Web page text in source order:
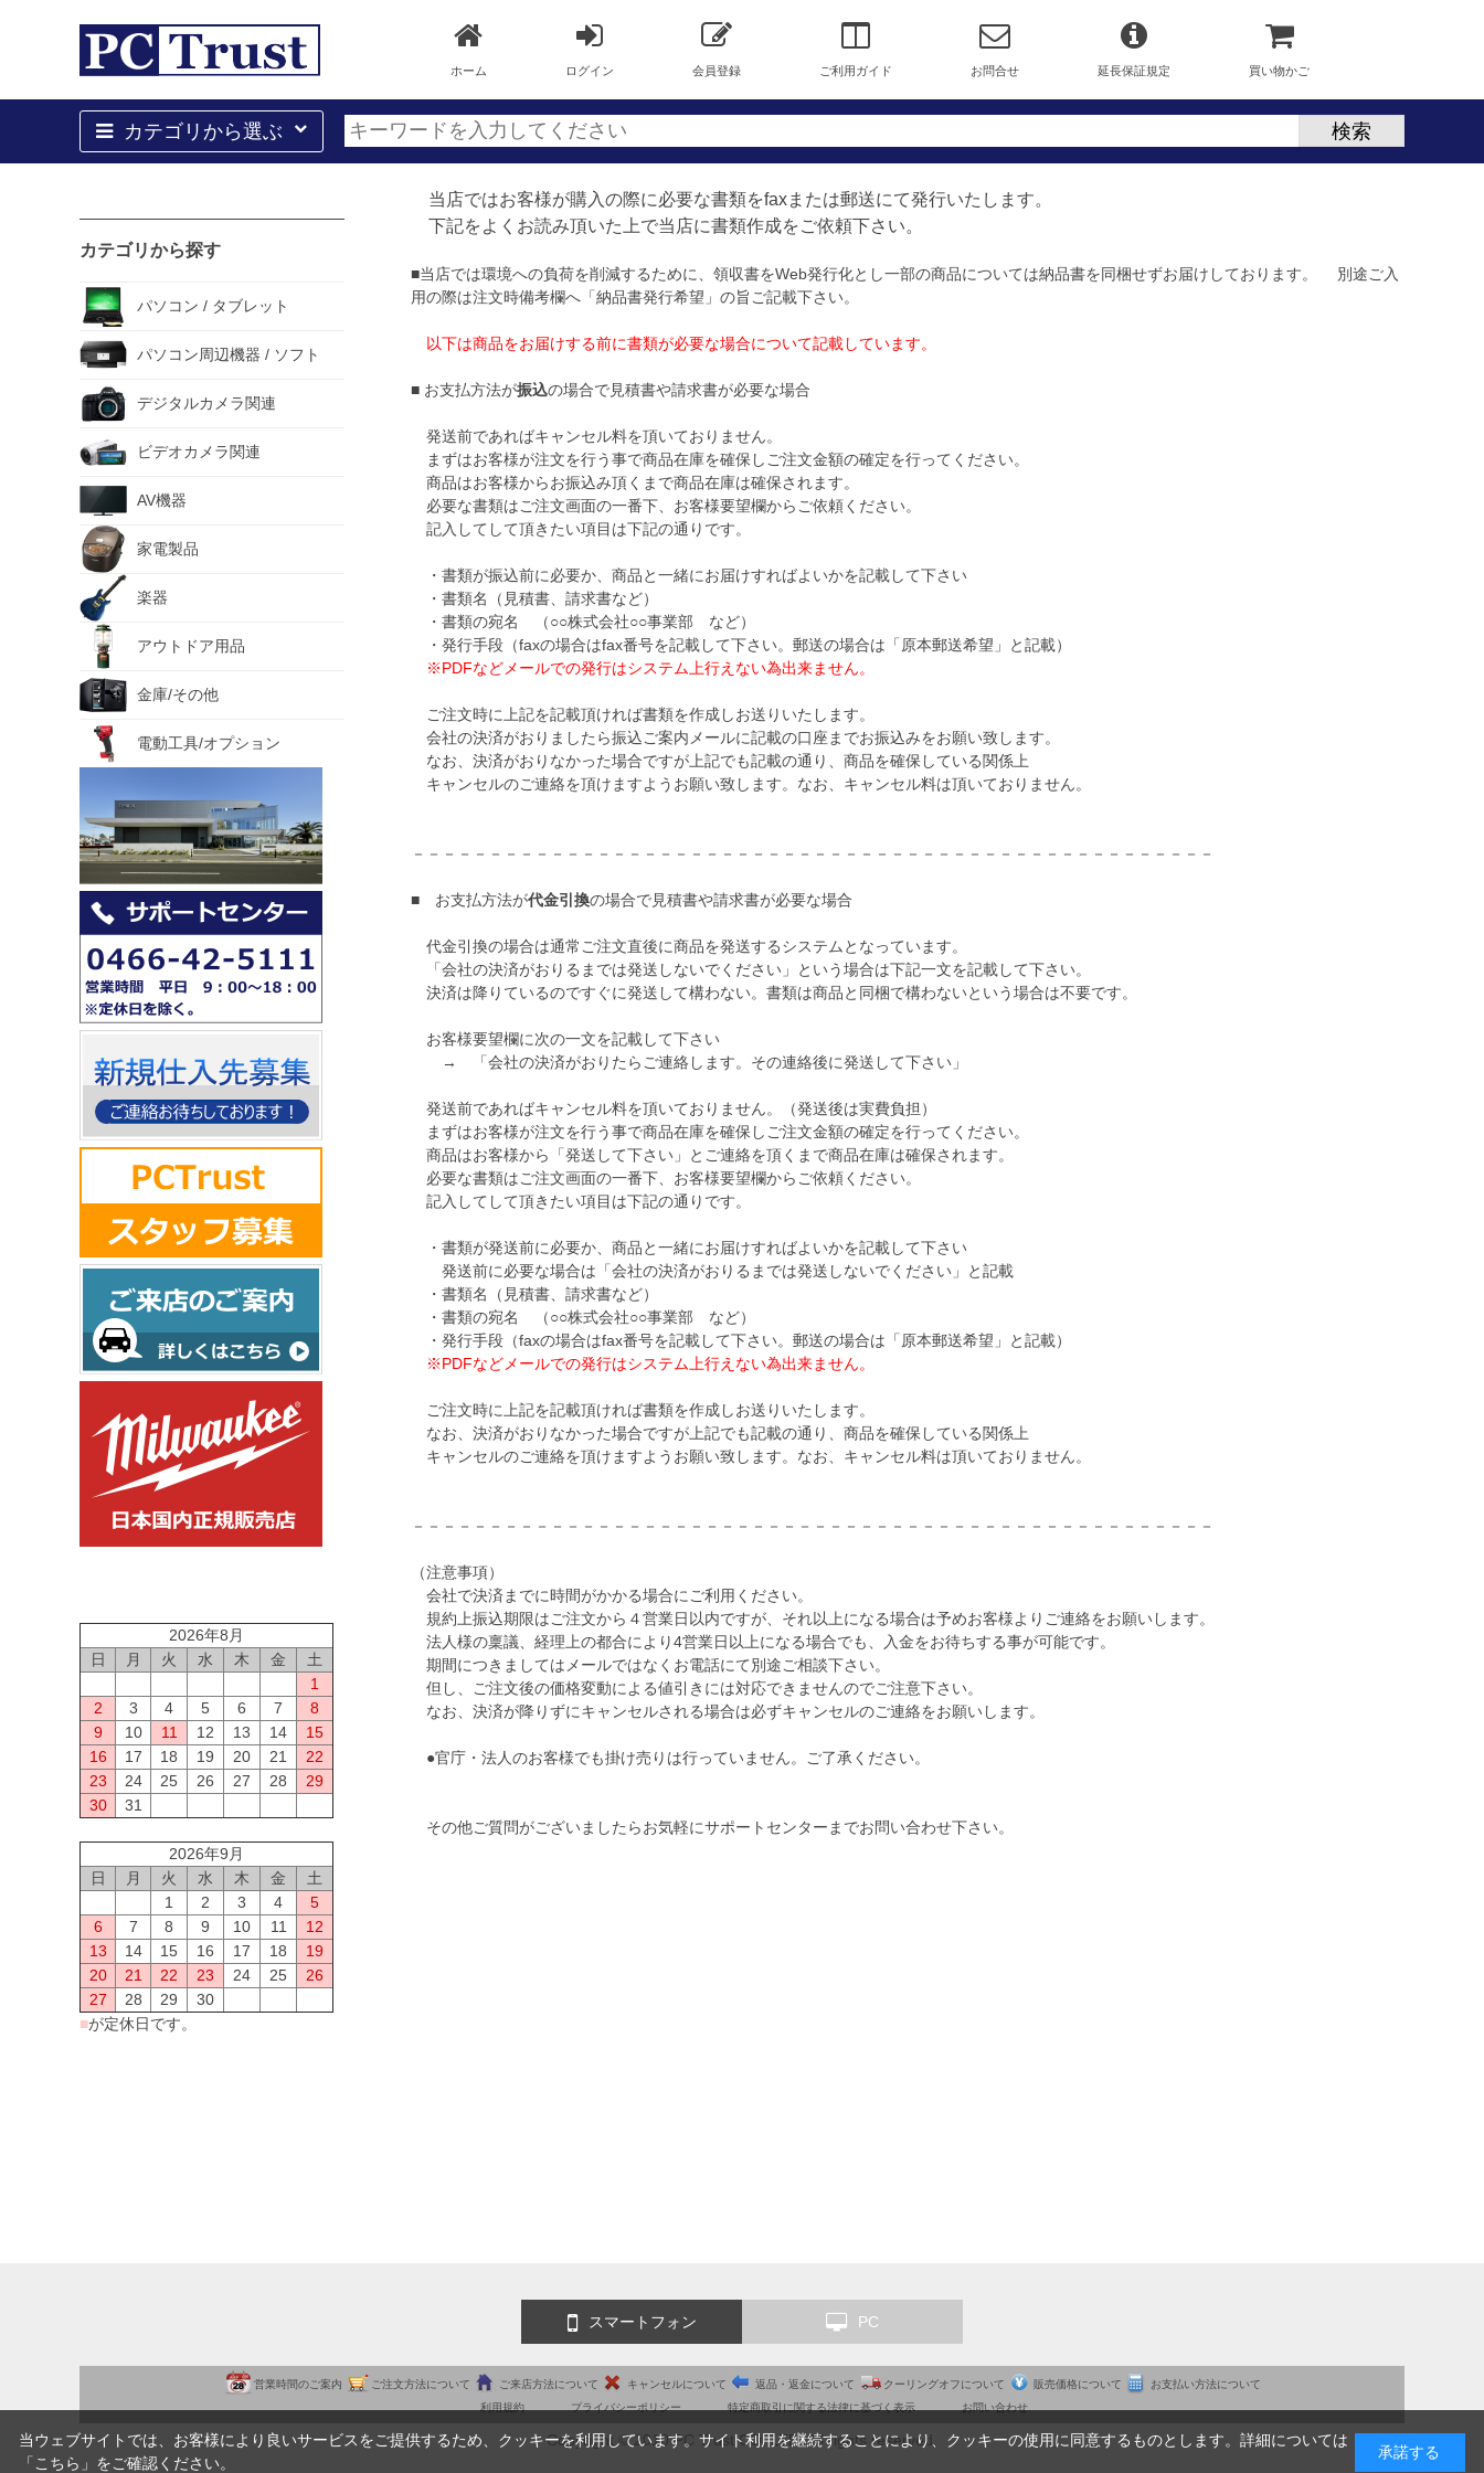
ホーム ログイン 会員登録 ご利用ガイド お問合せ 延長保証規定 買い物かご
カテゴリから選ぶ
カテゴリから探す
パソコン / タブレット
パソコン周辺機器 / ソフト
デジタルカメラ関連
ビデオカメラ関連
AV機器
家電製品
楽器
アウトドア用品
金庫/その他
電動工具/オプション
2026年8月
日
月 火 水 木 金
土
1
2
3 4 5 6 7
8
9
10 11 12 13 14
15
16
17 18 19 20 21
22
23
24 25 26 27 28
29
30
31
2026年9月
日
月 火 水 木 金
土
1
2 3 4
5
6
7 8 9 10 11
12
13
14 15 16 17 18
19
20
21 22 23 24 25
26
27
28 29
30
■が定休日です。
当店ではお客様が購入の際に必要な書類をfaxまたは郵送にて発行いたします。
下記をよくお読み頂いた上で当店に書類作成をご依頼下さい。
■当店では環境への負荷を削減するために、領収書をWeb発行化とし一部の商品については納品書を同梱せずお届けしております。 別途ご入
用の際は注文時備考欄へ「納品書発行希望」の旨ご記載下さい。
以下は商品をお届けする前に書類が必要な場合について記載しています。
■ お支払方法が振込の場合で見積書や請求書が必要な場合
発送前であればキャンセル料を頂いておりません。
まずはお客様が注文を行う事で商品在庫を確保しご注文金額の確定を行ってください。
商品はお客様からお振込み頂くまで商品在庫は確保されます。
必要な書類はご注文画面の一番下、お客様要望欄からご依頼ください。
記入してして頂きたい項目は下記の通りです。
・書類が振込前に必要か、商品と一緒にお届けすればよいかを記載して下さい
・書類名（見積書、請求書など）
・書類の宛名 （○○株式会社○○事業部 など）
・発行手段（faxの場合はfax番号を記載して下さい。郵送の場合は「原本郵送希望」と記載）
※PDFなどメールでの発行はシステム上行えない為出来ません。
ご注文時に上記を記載頂ければ書類を作成しお送りいたします。
会社の決済がおりましたら振込ご案内メールに記載の口座までお振込みをお願い致します。
なお、決済がおりなかった場合ですが上記でも記載の通り、商品を確保している関係上
キャンセルのご連絡を頂けますようお願い致します。なお、キャンセル料は頂いておりません。
－－－－－－－－－－－－－－－－－－－－－－－－－－－－－－－－－－－－－－－－－－－－－－－－－－－－
■ お支払方法が代金引換の場合で見積書や請求書が必要な場合
代金引換の場合は通常ご注文直後に商品を発送するシステムとなっています。
「会社の決済がおりるまでは発送しないでください」という場合は下記一文を記載して下さい。
決済は降りているのですぐに発送して構わない。書類は商品と同梱で構わないという場合は不要です。
お客様要望欄に次の一文を記載して下さい
→ 「会社の決済がおりたらご連絡します。その連絡後に発送して下さい」
発送前であればキャンセル料を頂いておりません。（発送後は実費負担）
まずはお客様が注文を行う事で商品在庫を確保しご注文金額の確定を行ってください。
商品はお客様から「発送して下さい」とご連絡を頂くまで商品在庫は確保されます。
必要な書類はご注文画面の一番下、お客様要望欄からご依頼ください。
記入してして頂きたい項目は下記の通りです。
・書類が発送前に必要か、商品と一緒にお届けすればよいかを記載して下さい
発送前に必要な場合は「会社の決済がおりるまでは発送しないでください」と記載
・書類名（見積書、請求書など）
・書類の宛名 （○○株式会社○○事業部 など）
・発行手段（faxの場合はfax番号を記載して下さい。郵送の場合は「原本郵送希望」と記載）
※PDFなどメールでの発行はシステム上行えない為出来ません。
ご注文時に上記を記載頂ければ書類を作成しお送りいたします。
なお、決済がおりなかった場合ですが上記でも記載の通り、商品を確保している関係上
キャンセルのご連絡を頂けますようお願い致します。なお、キャンセル料は頂いておりません。
－－－－－－－－－－－－－－－－－－－－－－－－－－－－－－－－－－－－－－－－－－－－－－－－－－－－
（注意事項）
会社で決済までに時間がかかる場合にご利用ください。
規約上振込期限はご注文から４営業日以内ですが、それ以上になる場合は予めお客様よりご連絡をお願いします。
法人様の稟議、経理上の都合により4営業日以上になる場合でも、入金をお待ちする事が可能です。
期間につきましてはメールではなくお電話にて別途ご相談下さい。
但し、ご注文後の価格変動による値引きには対応できませんのでご注意下さい。
なお、決済が降りずにキャンセルされる場合は必ずキャンセルのご連絡をお願いします。
●官庁・法人のお客様でも掛け売りは行っていません。ご了承ください。
その他ご質問がございましたらお気軽にサポートセンターまでお問い合わせ下さい。
スマートフォン PC
営業時間のご案内 ご注文方法について ご来店方法について キャンセルについて 返品・返金について クーリングオフについて 販売価格について
お支払い方法について
利用規約
プライバシーポリシー 特定商取引に関する法律に基づく表示 お問い合わせ
Copyright © 2010 PC Trust CO.,LTD. All rights reserved.
当ウェブサイトでは、お客様により良いサービスをご提供するため、クッキーを利用しています。サイト利用を継続することにより、クッキーの使用に同意するものとします。詳細については
「 こちら 」をご確認ください。
承諾する